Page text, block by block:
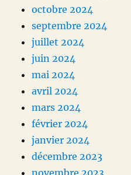
octobre 2024
septembre 2024
juillet 2024
juin 2024
mai 2024
avril 2024
mars 2024
février 2024
janvier 2024
décembre 2023